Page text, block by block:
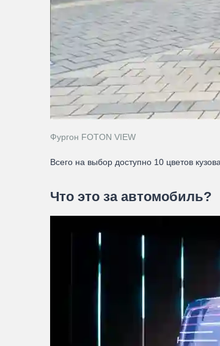
Фургон FOTON VIEW
Всего на выбор доступно 10 цветов
Что это за автомобиль?